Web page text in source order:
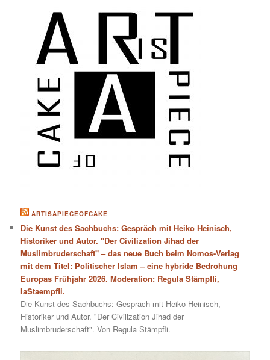
ARTISAPIECEOFCAKE
Die Kunst des Sachbuchs: Gespräch mit Heiko Heinisch,
Historiker und Autor. "Der Civilization Jihad der
Muslimbruderschaft" – das neue Buch beim Nomos-Verlag
mit dem Titel: Politischer Islam – eine hybride Bedrohung
Europas Frühjahr 2026. Moderation: Regula Stämpfli,
laStaempfli.
Die Kunst des Sachbuchs: Gespräch mit Heiko Heinisch,
Historiker und Autor. "Der Civilization Jihad der
Muslimbruderschaft". Von Regula Stämpfli.